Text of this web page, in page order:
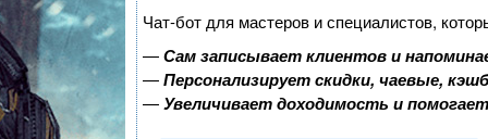
Чат-бот для мастеров и специалистов,
—Сам записывает клиентов и
—Персонализирует скидки, чаевые,
—Увеличивает доходимость и